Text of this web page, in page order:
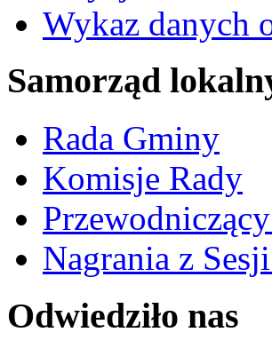
Wykaz danych
Samorząd
Rada Gminy
Komisje Rady
Nagrania z
Odwiedziło nas